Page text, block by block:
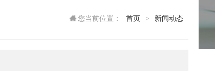
您当前位置： 首页 > 新闻动态